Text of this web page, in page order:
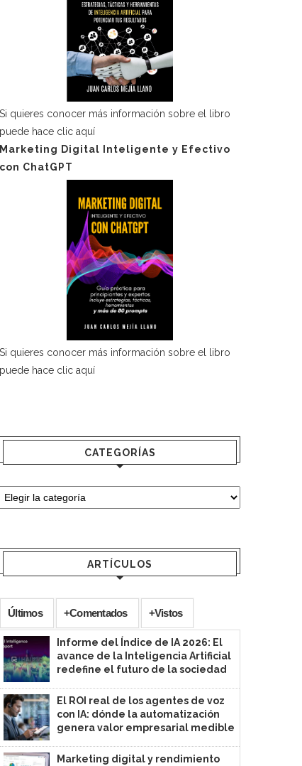
Si quieres conocer más información sobre el libro
puede hace clic aquí
Marketing Digital Inteligente y Efectivo
con ChatGPT
Si quieres conocer más información sobre el libro
puede hace clic aquí
CATEGORÍAS
ARTÍCULOS
Últimos +Comentados +Vistos
Informe del Índice de IA 2026: El
avance de la Inteligencia Artificial
redefine el futuro de la sociedad
El ROI real de los agentes de voz
con IA: dónde la automatización
genera valor empresarial medible
Marketing digital y rendimiento